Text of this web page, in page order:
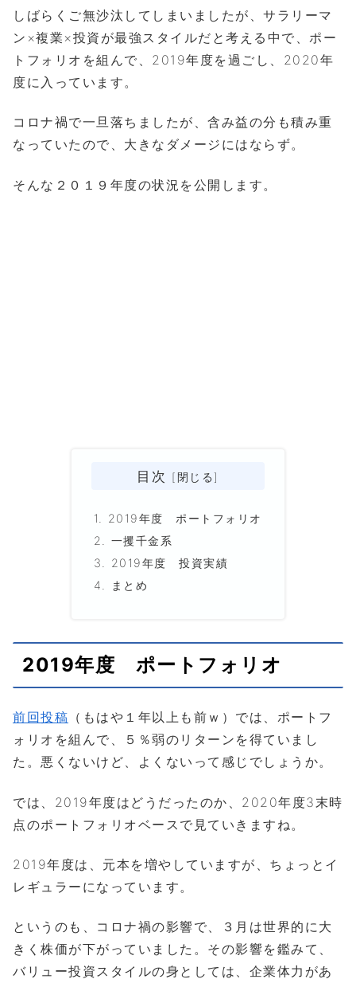
しばらくご無沙汰してしまいましたが、サラリーマ
ン×複業×投資が最強スタイルだと考える中で、ポー
トフォリオを組んで、2019年度を過ごし、2020年
度に入っています。
コロナ禍で一旦落ちましたが、含み益の分も積み重
なっていたので、大きなダメージにはならず。
そんな２０１９年度の状況を公開します。
目次
2019年度 ポートフォリオ
一攫千金系
2019年度 投資実績
まとめ
2019年度 ポートフォリオ
前回投稿 （もはや１年以上も前ｗ）では、ポートフ
ォリオを組んで、５％弱のリターンを得ていまし
た。悪くないけど、よくないって感じでしょうか。
では、2019年度はどうだったのか、2020年度3末時
点のポートフォリオベースで見ていきますね。
2019年度は、元本を増やしていますが、ちょっとイ
レギュラーになっています。
というのも、コロナ禍の影響で、３月は世界的に大
きく株価が下がっていました。その影響を鑑みて、
バリュー投資スタイルの身としては、企業体力があ